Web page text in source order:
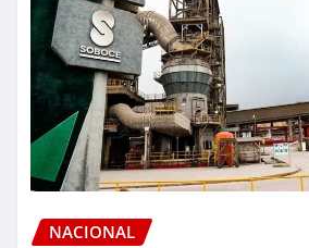
NACIONAL